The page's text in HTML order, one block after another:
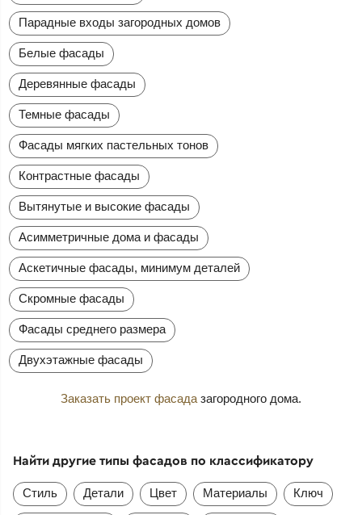
Парадные входы загородных домов
Белые фасады
Деревянные фасады
Темные фасады
Фасады мягких пастельных тонов
Контрастные фасады
Вытянутые и высокие фасады
Асимметричные дома и фасады
Аскетичные фасады, минимум деталей
Скромные фасады
Фасады среднего размера
Двухэтажные фасады
Заказать проект фасада загородного дома.
Найти другие типы фасадов по классификатору
Стиль Детали Цвет Материалы Ключ